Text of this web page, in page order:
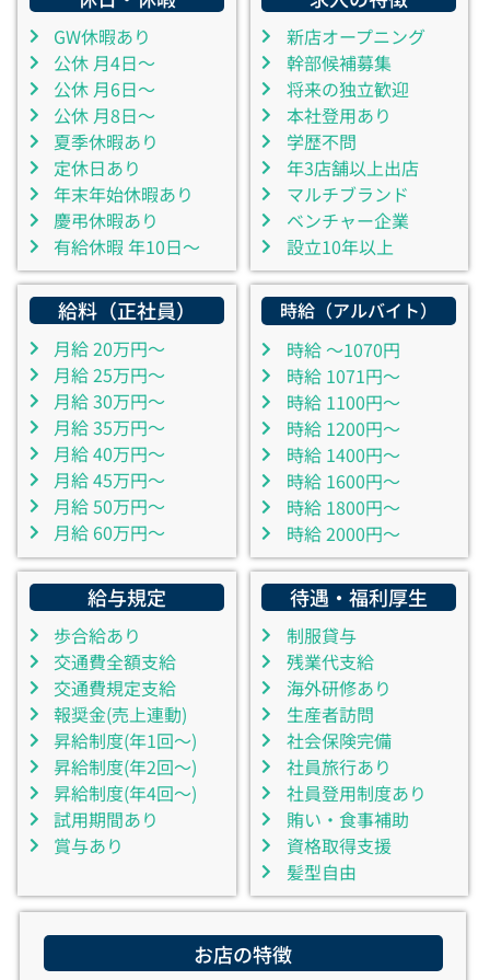
GW休暇あり
公休 月4日～
公休 月6日～
公休 月8日～
夏季休暇あり
定休日あり
年末年始休暇あり
慶弔休暇あり
有給休暇 年10日～
新店オープニング
幹部候補募集
将来の独立歓迎
本社登用あり
学歴不問
年3店舗以上出店
マルチブランド
ベンチャー企業
設立10年以上
給料（正社員）
月給 20万円～
月給 25万円～
月給 30万円～
月給 35万円～
月給 40万円～
月給 45万円～
月給 50万円～
月給 60万円～
時給（アルバイト）
時給 ～1070円
時給 1071円～
時給 1100円～
時給 1200円～
時給 1400円～
時給 1600円～
時給 1800円～
時給 2000円～
給与規定
歩合給あり
交通費全額支給
交通費規定支給
報奨金(売上連動)
昇給制度(年1回～)
昇給制度(年2回～)
昇給制度(年4回～)
試用期間あり
賞与あり
待遇・福利厚生
制服貸与
残業代支給
海外研修あり
生産者訪問
社会保険完備
社員旅行あり
社員登用制度あり
賄い・食事補助
資格取得支援
髪型自由
お店の特徴